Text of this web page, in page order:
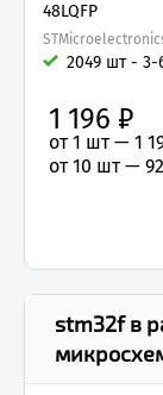
48LQFP
2049 шт - 3-
1 196 ₽
от 1 шт — 1
от 10 шт —
stm32fв